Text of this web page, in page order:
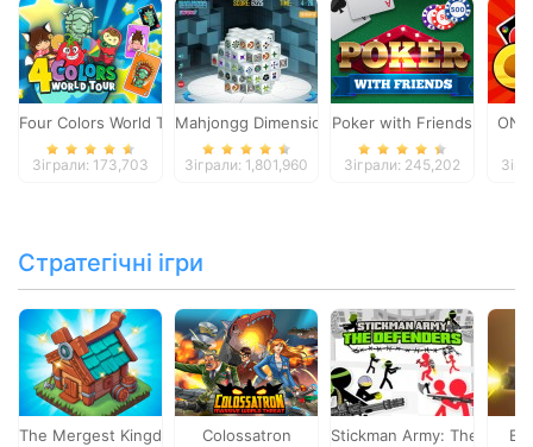
Four Colors World Tour
Зіграли: 173,703
Mahjongg Dimensions
Зіграли: 1,801,960
Poker with Friends
Зіграли: 245,202
Стратегічні ігри
The Mergest Kingdom Colossatron Stickman Army: The